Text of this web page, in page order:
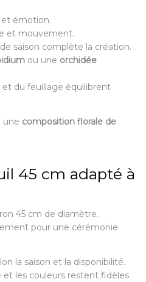
émotion.
et mouvement.
saison complète la création.
ou une orchidée
du feuillage équilibrent
une composition florale de
45 cm adapté à
45 cm de diamètre.
pour une cérémonie
la saison et la disponibilité.
et les couleurs restent fidèles